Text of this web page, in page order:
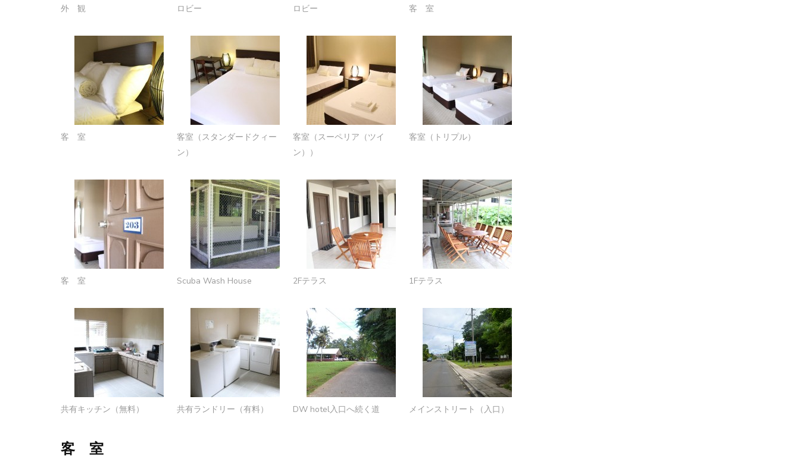
外 観 ロビー ロビー 客 室
客 室
客室（スタンダードクィー
ン）
客室（スーペリア（ツイ
ン））
客室（トリプル）
客 室 Scuba Wash House 2Fテラス 1Fテラス
共有キッチン（無料） 共有ランドリー（有料） DW hotel入口へ続く道 メインストリート（入口）
客 室